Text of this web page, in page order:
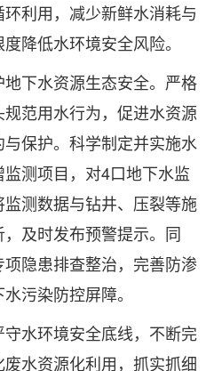
利用，减少新鲜水消耗与
降低水环境安全风险。
下水资源生态安全。严格
范用水行为，促进水资源
保护。科学制定并实施水
测项目，对4口地下水监
测数据与钻井、压裂等施
及时发布预警提示。同
隐患排查整治，完善防渗
污染防控屏障。
水环境安全底线，不断完
水资源化利用，抓实抓细